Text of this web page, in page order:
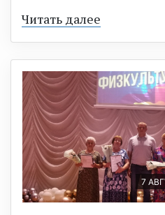
Читать далее
7